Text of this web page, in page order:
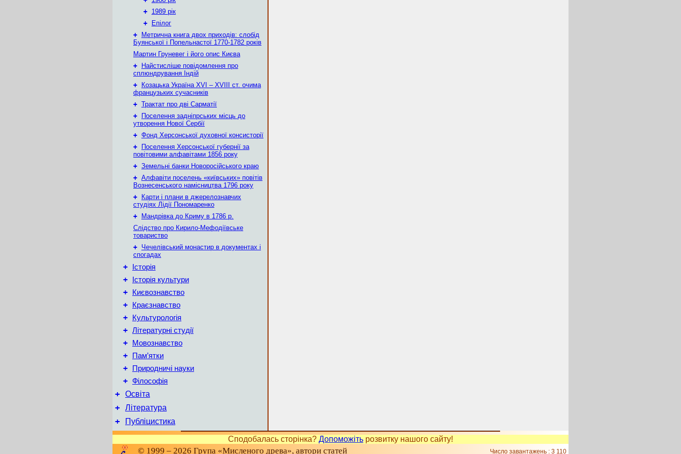
+ 1989 рік
+
Епілог
+
Метрична книга двох приходів: слобід
Буянської і Попельнастої 1770-1782 років
Мартин Груневег і його опис Києва
+
Найстисліше повідомлення про
сплюндрування Індій
+
Козацька Україна ХVІ – ХVІІІ ст. очима
французьких сучасників
+ Трактат про дві Сарматії
+
Поселення задніпрських місць до
утворення Нової Сербії
+ Фонд Херсонської духовної консисторії
+
Поселення Херсонської губернії за
повітовими алфавітами 1856 року
+ Земельні банки Новоросійського краю
+ Алфавіти поселень «київських» повітів
Вознесенського намісництва 1796 року
+
Карти і плани в джерелознавчих
студіях Лідії Пономаренко
+
Мандрівка до Криму в 1786 р.
Слідство про Кирило-Мефодіївське
товариство
+ Чечелівський монастир в документах і
спогадах
+ Історія
+ Історія культури
+ Києвознавство
+ Краєзнавство
+ Культурологія
+ Літературні студії
+ Мовознавство
+ Пам’ятки
+ Природничі науки
+ Філософія
+ Освіта
+ Література
+ Публіцистика
Сподобалась сторінка? Допоможіть розвитку нашого сайту!
© 1999 – 2026 Група «Мисленого древа», автори статей Число завантажень : 3 110